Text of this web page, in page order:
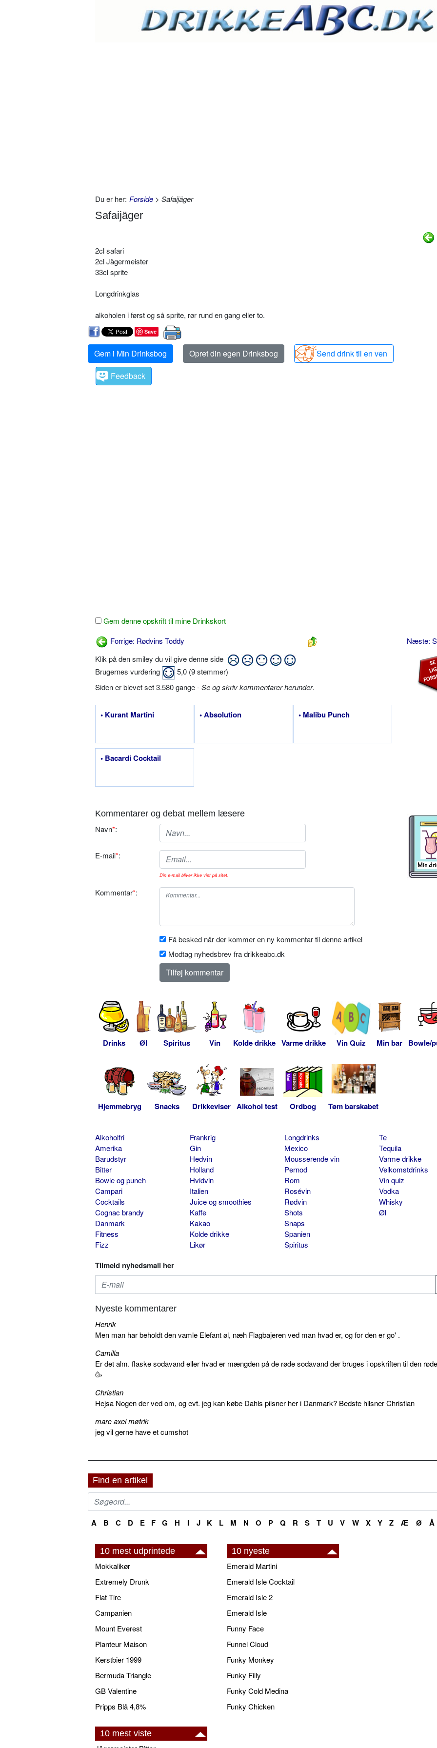
Du er her: Forside > Safaijäger
Safaijäger
2cl safari
2cl Jägermeister
33cl sprite
Longdrinkglas
alkoholen i først og så sprite, rør rund en gang eller to.
Save
Gem i Min Drinksbog Opret din egen Drinksbog
Send drink til en ven
Feedback
Gem denne opskrift til mine Drinkskort
Forrige: Rødvins Toddy
Næste:
Klik på den smiley du vil give denne side
Brugernes vurdering
5,0 (9stemmer)
Siden er blevet set 3.580 gange -Se og skriv kommentarer herunder.
• Kurant Martini • Absolution • Malibu Punch
• Bacardi Cocktail
Kommentarer og debat mellem læsere
Navn*:
E-mail*:
Din e-mail bliver ikke vist på sitet.
Kommentar*:
Få besked når der kommer en ny kommentar til denne artikel
Modtag nyhedsbrev fra drikkeabc.dk
Drinks Øl Spiritus Vin Kolde drikke Varme drikke Vin Quiz Min bar Bowle/
Hjemmebryg Snacks Drikkeviser Alkohol test Ordbog Tøm barskabet
Alkoholfri
Amerika
Barudstyr
Bitter
Bowle og punch
Campari
Cocktails
Cognac brandy
Danmark
Fitness
Fizz
Frankrig
Gin
Hedvin
Holland
Hvidvin
Italien
Juice og smoothies
Kaffe
Kakao
Kolde drikke
Likør
Longdrinks
Mexico
Mousserende vin
Pernod
Rom
Rosévin
Rødvin
Shots
Snaps
Spanien
Spiritus
Te
Tequila
Varme drikke
Velkomstdrinks
Vin quiz
Vodka
Whisky
Øl
Tilmeld nyhedsmail her
Nyeste kommentarer
Henrik
Men man har beholdt den vamle Elefant øl, næh Flagbajeren ved man hvad er, og for den er go' .
Camilla
Er det alm. flaske sodavand eller hvad er mængden på de røde sodavand der bruges i opskriften til den
🥳
Christian
Hejsa Nogen der ved om, og evt. jeg kan købe Dahls pilsner her i Danmark? Bedste hilsner Christian
marc axel møtrik
jeg vil gerne have et cumshot
Find en artikel
A B C D E F G H I J K L M N O P Q R S T U V W X Y Z Æ Ø Å
10 mest udprintede
Mokkalikør
Extremely Drunk
Flat Tire
Campanien
Mount Everest
Planteur Maison
Kerstbier 1999
Bermuda Triangle
GB Valentine
Pripps Blå 4,8%
10 nyeste
Emerald Martini
Emerald Isle Cocktail
Emerald Isle 2
Emerald Isle
Funny Face
Funnel Cloud
Funky Monkey
Funky Filly
Funky Cold Medina
Funky Chicken
10 mest viste